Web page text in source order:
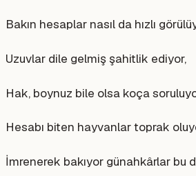
Bakın hesaplar nasıl da hızlı
Uzuvlar dile gelmiş şahitlik ediyor,
Hak, boynuz bile olsa koça
Hesabı biten hayvanlar toprak
İmrenerek bakıyor günahkârlar bu